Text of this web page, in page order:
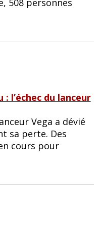
l’échec du lanceur
Vega a dévié
sa perte. Des
cours pour